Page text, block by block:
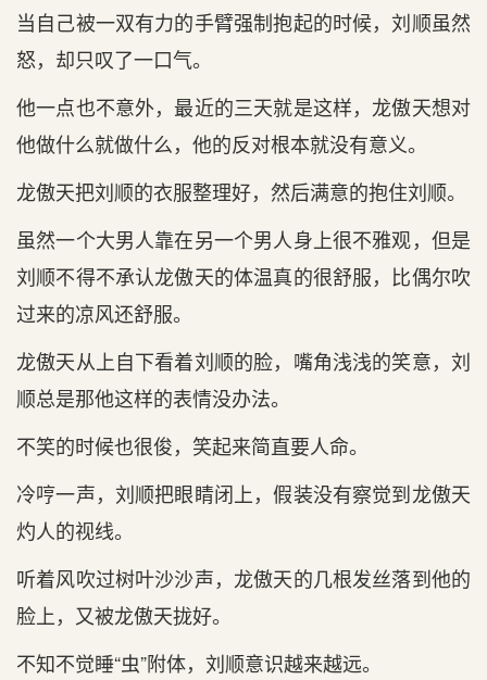
当自己被一双有力的手臂强制抱起的时候，刘顺虽然
怒，却只叹了一口气。
他一点也不意外，最近的三天就是这样，龙傲天想对
他做什么就做什么，他的反对根本就没有意义。
龙傲天把刘顺的衣服整理好，然后满意的抱住刘顺。
虽然一个大男人靠在另一个男人身上很不雅观，但是
刘顺不得不承认龙傲天的体温真的很舒服，比偶尔吹
过来的凉风还舒服。
龙傲天从上自下看着刘顺的脸，嘴角浅浅的笑意，刘
顺总是那他这样的表情没办法。
不笑的时候也很俊，笑起来简直要人命。
冷哼一声，刘顺把眼睛闭上，假装没有察觉到龙傲天
灼人的视线。
听着风吹过树叶沙沙声，龙傲天的几根发丝落到他的
脸上，又被龙傲天拢好。
不知不觉睡“虫”附体，刘顺意识越来越远。